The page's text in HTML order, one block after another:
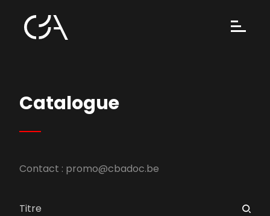
Catalogue
Contact : promo@cbadoc.be